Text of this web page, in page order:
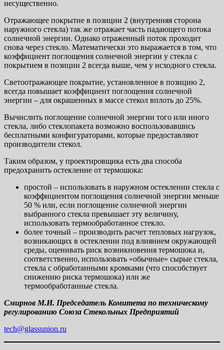
несущественно.
Отражающее покрытие в позиции 2 (внутренняя сторона
наружного стекла) так же отражает часть падающего потока
солнечной энергии. Однако отраженный поток проходит
снова через стекло. Математически это выражается в том, что
коэффициент поглощения солнечной энергии у стекла с
покрытием в позиции 2 всегда выше, чем у исходного стекла.
Светоотражающее покрытие, установленное в позицию 2,
всегда повышает коэффициент поглощения солнечной
энергии – для окрашенных в массе стекол вплоть до 25%.
Вычислить поглощение солнечной энергии того или иного
стекла, либо стеклопакета возможно воспользовавшись
бесплатными конфигураторами, которые предоставляют
производители стекол.
Таким образом, у проектировщика есть два способа
предохранить остекление от термошока:
простой – использовать в наружном остеклении стекла с
коэффициентом поглощения солнечной энергии меньше
50 % или, если поглощение солнечной энергии
выбранного стекла превышает эту величину,
использовать термообработанное стекло.
более точный – производить расчет тепловых нагрузок,
возникающих в остеклении под влиянием окружающей
среды, оценивать риск возникновения термошока и,
соответственно, использовать «обычные» сырые стекла,
стекла с обработанными кромками (что способствует
снижению риска термошока) или же
термообработанные стекла.
Смирнов М.И. Председатель Комитета по техническому
регулированию Союза Стекольных Предприятий
tech@glassunion.ru